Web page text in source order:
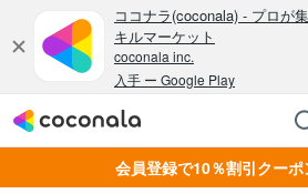
会員登録で10％割引クーポ